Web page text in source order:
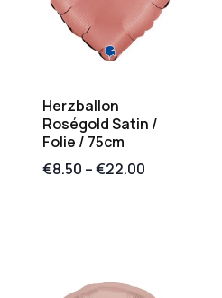
Herzballon
Roségold Satin /
Folie / 75cm
€8.50 –€22.00